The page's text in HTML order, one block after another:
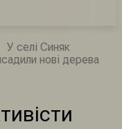
У селі Синяк
нові дерева